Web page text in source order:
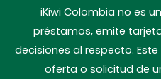
iKiwi Colombia no es
préstamos, emite
decisiones al respecto.
oferta o solicitud de